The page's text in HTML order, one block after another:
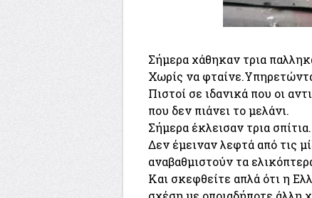
Σήμερα χάθηκαν τρια
Χωρίς να
Πιστοί σε ιδανικά που οι
που δεν πιάνει το μελάνι.
Σήμερα έκλεισαν τρια σπίτια.
Δεν έμειναν λεφτά από τις
αναβαθμιστούν τα
Και σκεφθείτε απλά ότι η